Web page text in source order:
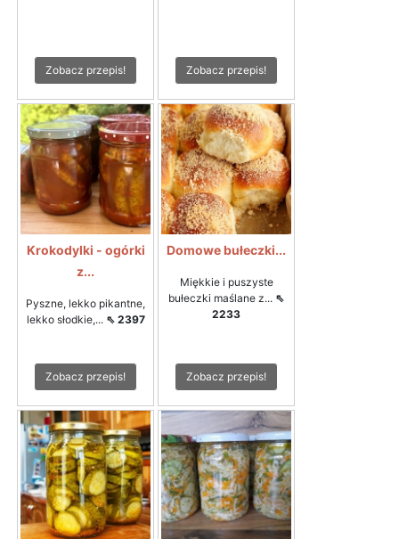
Zobacz przepis! Zobacz przepis!
Krokodylki - ogórki
z...
Pyszne, lekko pikantne,
lekko słodkie,... ⇖ 2397
Zobacz przepis!
Domowe bułeczki...
Miękkie i puszyste
bułeczki maślane z... ⇖
2233
Zobacz przepis!